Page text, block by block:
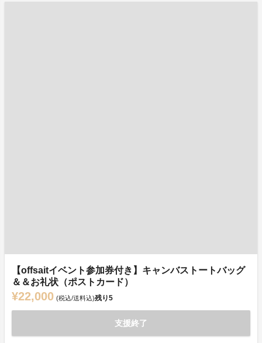
【offsaitイベント参加券付き】キャンバストートバッグ
＆＆お礼状（ポストカード）
¥22,000 (税込/送料込)残り5
支援終了